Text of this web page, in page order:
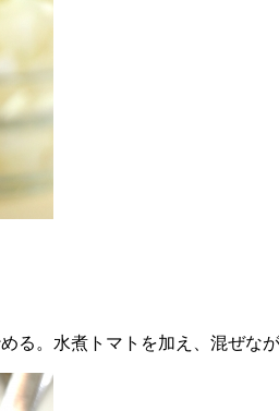
。水煮トマトを加え、混ぜな